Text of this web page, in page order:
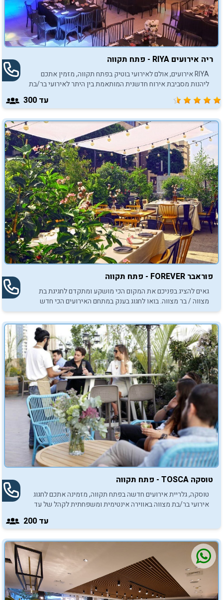
ריה אירועים RIYA - פתח תקווה
RIYA אירועים, אולם לאירועי בוטיק בפתח תקווה, מזמין אתכם
ליהנות מסביבת אירוח חדשנית המותאמת בין היתר לאירועי בר/בת
מצווה, עד 300 משתתפים.
עד 300
פוראבר FOREVER - פתח תקווה
גאים להציג בפניכם את המקום הכי מושקע ומתקדם לחגיגת בת
מצווה / בר מצווה. בואו לחגוג בענק במתחם האירועים הכי חדש
וייחודי פוראבר ! לאירוע של פעם בחיים, התקשרו עכשיו...
טוסקה TOSCA - פתח תקווה
טוסקה, גלריית אירועים חדשה בפתח תקווה, מזמינה אתכם לחגוג
אירועי בר/בת מצווה באווירה אינטימית ומשפחתית לקהל של עד
עד 200